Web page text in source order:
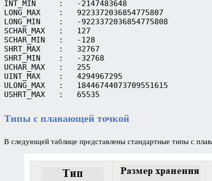
INT_MIN     :   -2147483648
LONG_MAX    :   9223372036854775807
LONG_MIN    :   -9223372036854775808
SCHAR_MAX   :   127
SCHAR_MIN   :   -128
SHRT_MAX    :   32767
SHRT_MIN    :   -32768
UCHAR_MAX   :   255
UINT_MAX    :   4294967295
ULONG_MAX   :   18446744073709551615
USHRT_MAX   :   65535
Типы с плавающей точкой
В следующей таблице представлены стандартные типы с